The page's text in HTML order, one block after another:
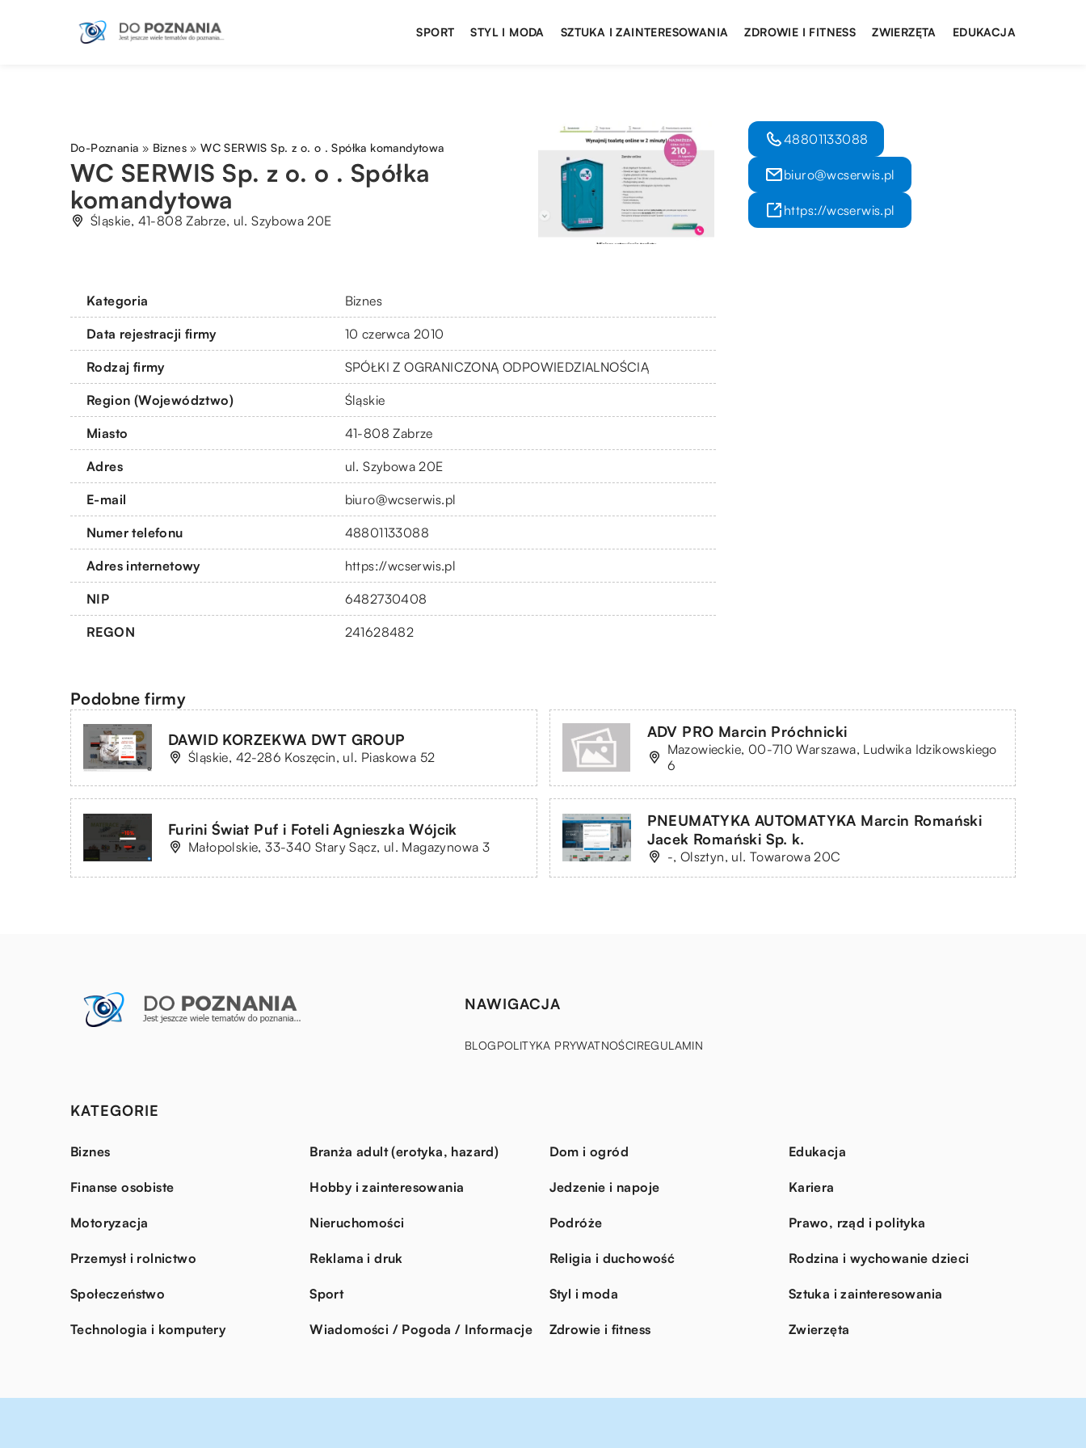
SPORT STYL I MODA SZTUKA I ZAINTERESOWANIA ZDROWIE I FITNESS ZWIERZĘTA EDUKACJA
Do-Poznania » Biznes »WC SERWIS Sp. z o. o . Spółka komandytowa
WC SERWIS Sp. z o. o . Spółka
komandytowa
Śląskie, 41-808 Zabrze, ul. Szybowa 20E
Kategoria Biznes
Data rejestracji firmy 10 czerwca 2010
Rodzaj firmy SPÓŁKI Z OGRANICZONĄ ODPOWIEDZIALNOŚCIĄ
Region (Województwo) Śląskie
Miasto 41-808 Zabrze
Adres ul. Szybowa 20E
E-mail biuro@wcserwis.pl
Numer telefonu 48801133088
Adres internetowy https://wcserwis.pl
NIP 6482730408
REGON 241628482
48801133088
biuro@wcserwis.pl
https://wcserwis.pl
Podobne firmy
DAWID KORZEKWA DWT GROUP
Śląskie, 42-286 Koszęcin, ul. Piaskowa 52
ADV PRO Marcin Próchnicki
Mazowieckie, 00-710 Warszawa, Ludwika Idzikowskiego
6
Furini Świat Puf i Foteli Agnieszka Wójcik
Małopolskie, 33-340 Stary Sącz, ul. Magazynowa 3
PNEUMATYKA AUTOMATYKA Marcin Romański
Jacek Romański Sp. k.
-, Olsztyn, ul. Towarowa 20C
NAWIGACJA
BLOGPOLITYKA PRYWATNOŚCIREGULAMIN
KATEGORIE
Biznes Branża adult (erotyka, hazard) Dom i ogród Edukacja
Finanse osobiste Hobby i zainteresowania Jedzenie i napoje Kariera
Motoryzacja Nieruchomości Podróże Prawo, rząd i polityka
Przemysł i rolnictwo Reklama i druk Religia i duchowość Rodzina i wychowanie dzieci
Społeczeństwo Sport Styl i moda Sztuka i zainteresowania
Technologia i komputery Wiadomości / Pogoda / Informacje Zdrowie i fitness Zwierzęta